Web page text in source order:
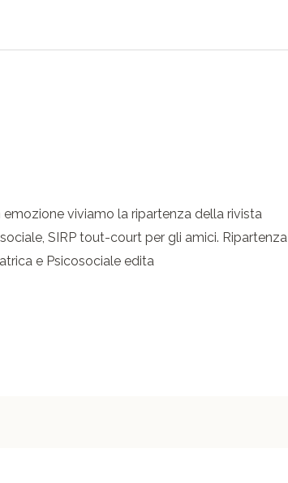
emozione viviamo la ripartenza della rivista
SIRP tout-court per gli amici. Ripartenza
e Psicosociale edita